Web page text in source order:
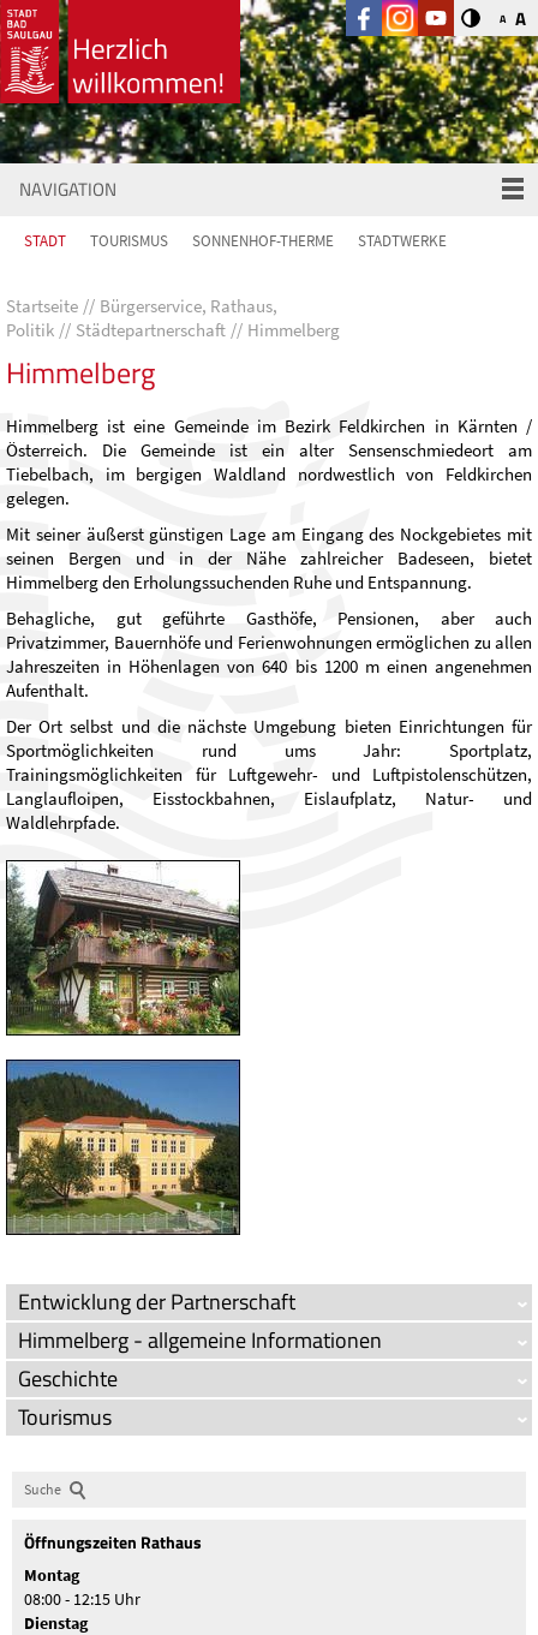
A A
NAVIGATION
STADT TOURISMUS SONNENHOF-THERME STADTWERKE
Startseite
Bürgerservice, Rathaus,
Politik
Städtepartnerschaft Himmelberg
Himmelberg
Himmelberg ist eine Gemeinde im Bezirk Feldkirchen in Kärnten /
Österreich. Die Gemeinde ist ein alter Sensenschmiedeort am
Tiebelbach, im bergigen Waldland nordwestlich von Feldkirchen
gelegen.
Mit seiner äußerst günstigen Lage am Eingang des Nockgebietes mit
seinen Bergen und in der Nähe zahlreicher Badeseen, bietet
Himmelberg den Erholungssuchenden Ruhe und Entspannung.
Behagliche, gut geführte Gasthöfe, Pensionen, aber auch
Privatzimmer, Bauernhöfe und Ferienwohnungen ermöglichen zu allen
Jahreszeiten in Höhenlagen von 640 bis 1200 m einen angenehmen
Aufenthalt.
Der Ort selbst und die nächste Umgebung bieten Einrichtungen für
Sportmöglichkeiten rund ums Jahr: Sportplatz,
Trainingsmöglichkeiten für Luftgewehr- und Luftpistolenschützen,
Langlaufloipen, Eisstockbahnen, Eislaufplatz, Natur- und
Waldlehrpfade.
Entwicklung der Partnerschaft
Himmelberg - allgemeine Informationen
Geschichte
Tourismus
Suche
Öffnungszeiten Rathaus
Montag
08:00 - 12:15 Uhr
Dienstag